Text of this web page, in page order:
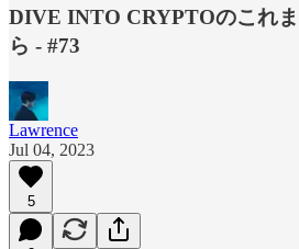
DIVE INTO CRYPTOのこれ
ら - #73
Lawrence
Jul 04, 2023
5